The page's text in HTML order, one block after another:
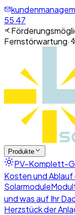
55 47
Fernstörwartung·
Produkte
PV-Komplett-
Kosten und
Solarmodule
und was auf Ihr
Herzstück der